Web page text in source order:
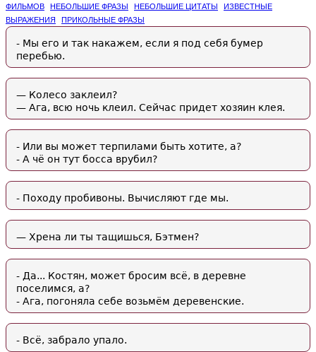
ФИЛЬМОВ
НЕБОЛЬШИЕ ФРАЗЫ НЕБОЛЬШИЕ ЦИТАТЫ
ИЗВЕСТНЫЕ
ВЫРАЖЕНИЯ
ПРИКОЛЬНЫЕ ФРАЗЫ
- Мы его и так накажем, если я под себя бумер
перебью.
— Колесо заклеил?
— Ага, всю ночь клеил. Сейчас придет хозяин клея.
- Или вы может терпилами быть хотите, а?
- А чё он тут босса врубил?
- Походу пробивоны. Вычисляют где мы.
— Хрена ли ты тащишься, Бэтмен?
- Да... Костян, может бросим всё, в деревне
поселимся, а?
- Ага, погоняла себе возьмём деревенские.
- Всё, забрало упало.